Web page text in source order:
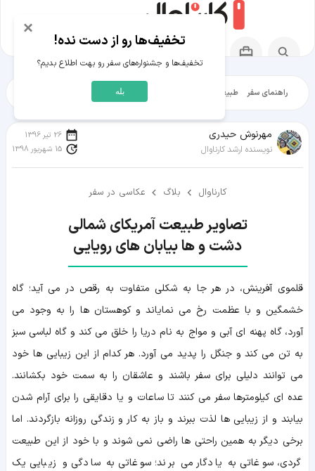
راهنمای سفر طبیعت‌گردی شهرگردی
مهرنوش حیدری
نویسنده ارشد کارناوال
26 تیر 1396
15 شهریور 1398
کارناوال بلاگ عکاسی در سفر
دشت و ها بیابان های رویایی
قلموی آفرینش، در هر جا به شکلی متفاوت به رقص در می آید؛ گاه
خشمگین و با عظمت رخ می نمایاند و کوهستان ها را به وجود می
آورد، گاه پهنه ای آبی و مواج به نام دریا را خلق می کند و گاه لباسی سبز
به تن می کند و جنگل را پدید می آورد. هر کدام از این زیبایی ها خود
می توانند دلیلی برای سفر باشند و عاشقان را به سمت خود بکشانند.
عده ای کیلومترها سفر می کنند تا ساعات و یا دقایقی را برای آرام شدن
بیابند و از زیبایی ها لذت ببرند و باز به کار و زندگی روزانه بازگردند. اما
برخی دیگر به همین راحتی ها راضی نمی شوند و با خود از این طبیعت
گردی، سوغاتی به یادگار می برند؛ سوغاتی به سادگی و زیبایی یک
×
تخفیف‌ها رو از دست نده!
تخفیف‌ها و جشنواره‌های سفر رو بهت اطلاع بدیم؟
بله